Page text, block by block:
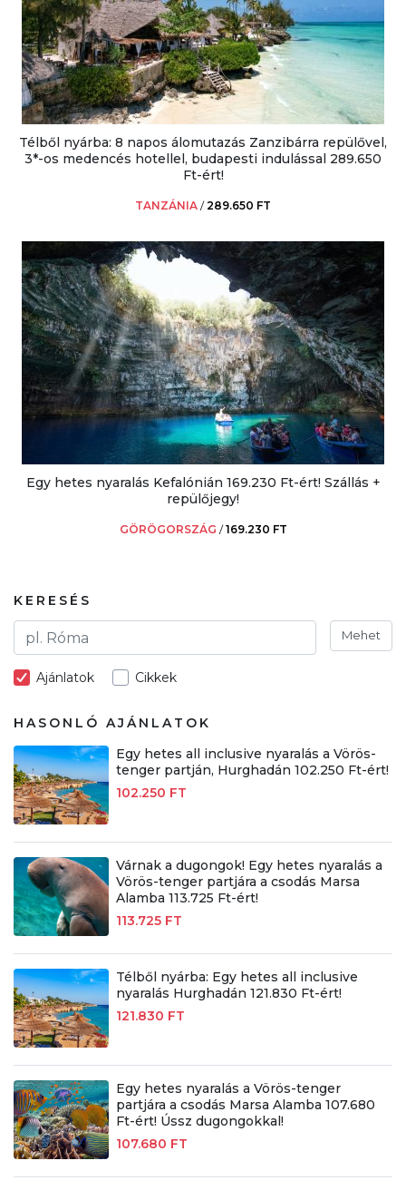
Télből nyárba: 8 napos álomutazás Zanzibárra repülővel,
3*-os medencés hotellel, budapesti indulással 289.650
Ft-ért!
TANZÁNIA /289.650 FT
Egy hetes nyaralás Kefalónián 169.230 Ft-ért! Szállás +
repülőjegy!
GÖRÖGORSZÁG /169.230 FT
KERESÉS
Mehet
Ajánlatok Cikkek
HASONLÓ AJÁNLATOK
Egy hetes all inclusive nyaralás a Vörös-
tenger partján, Hurghadán 102.250 Ft-ért!
102.250 FT
Várnak a dugongok! Egy hetes nyaralás a
Vörös-tenger partjára a csodás Marsa
Alamba 113.725 Ft-ért!
113.725 FT
Télből nyárba: Egy hetes all inclusive
nyaralás Hurghadán 121.830 Ft-ért!
121.830 FT
Egy hetes nyaralás a Vörös-tenger
partjára a csodás Marsa Alamba 107.680
Ft-ért! Ússz dugongokkal!
107.680 FT